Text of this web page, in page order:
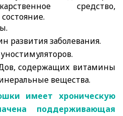
средство,
развития заболевания.
содержащих витамины
вещества.
имеет хроническую
поддерживающая